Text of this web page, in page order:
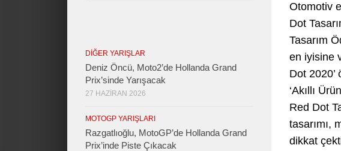
Otomotiv
Dot
Tasarım
en iyisine
Dot
‘Akıllı
Red Dot
tasarımı,
dikkat
DIĞER YARIŞLAR
Deniz Öncü, Moto2’de Hollanda Grand
Prix’sinde Yarışacak
27 HAZIRAN 2026
MOTOGP YARIŞLARI
Razgatlıoğlu, MotoGP’de Hollanda Grand
Prix’inde Piste Çıkacak